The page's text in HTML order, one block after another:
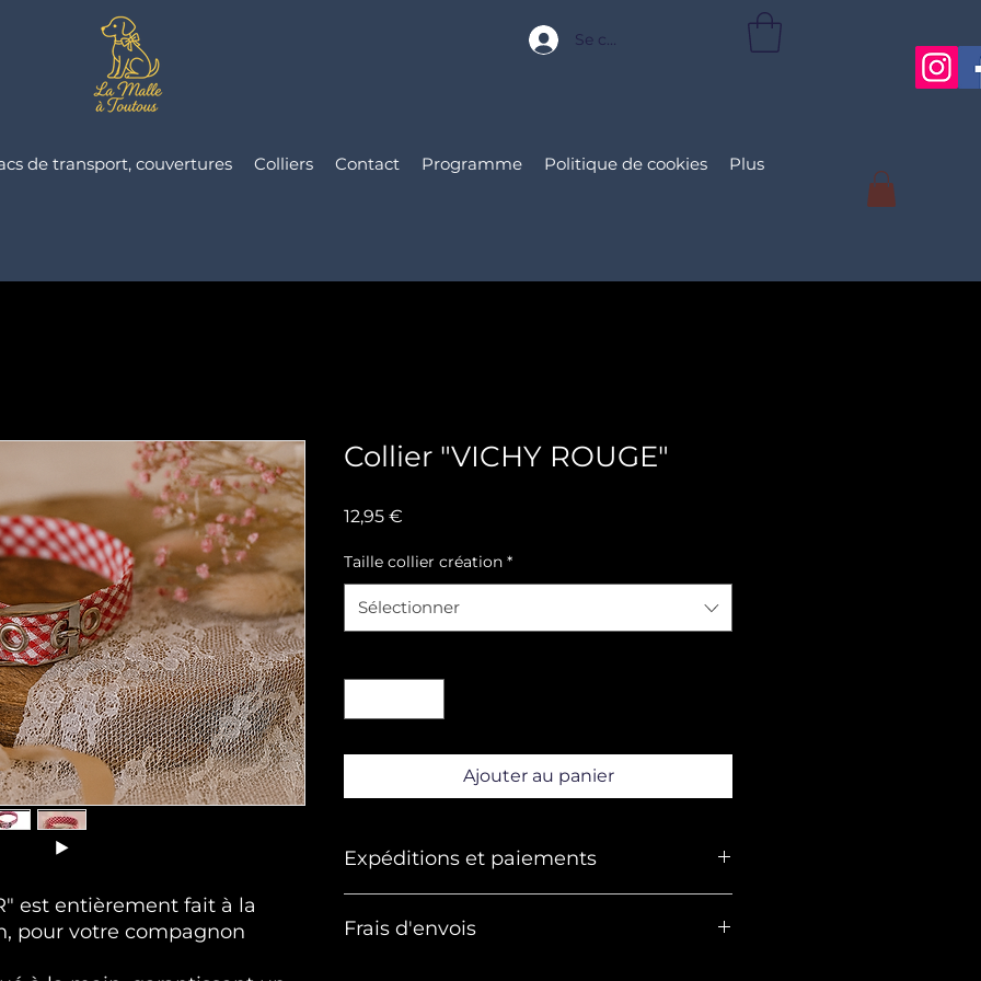
Se connecter
de transport, couvertures Colliers Contact Programme Politique de cookies Plus
est entièrement fait à la
pour votre compagnon
Collier "VICHY ROUGE"
12,95 €
Taille collier création *
Sélectionner
Ajouter au panier
Expéditions et paiements
Mondial Relay. Le prix est unique, que ce soit
Frais d'envois